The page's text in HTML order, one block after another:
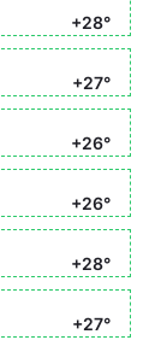
+28°
+27°
+26°
+26°
+28°
+27°